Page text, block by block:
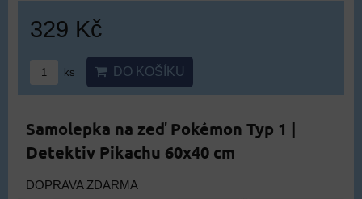
329 Kč
ks DO KOŠÍKU
Samolepka na zeď Pokémon Typ 1 |
Detektiv Pikachu 60x40 cm
DOPRAVA ZDARMA